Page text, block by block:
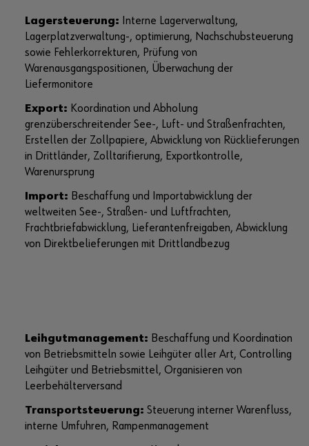
Lagersteuerung: Interne Lagerverwaltung,
Lagerplatzverwaltung-, optimierung, Nachschubsteuerung
sowie Fehlerkorrekturen, Prüfung von
Warenausgangspositionen, Überwachung der
Liefermonitore
Export: Koordination und Abholung
grenzüberschreitender See-, Luft- und Straßenfrachten,
Erstellen der Zollpapiere, Abwicklung von Rücklieferungen
in Drittländer, Zolltarifierung, Exportkontrolle,
Warenursprung
Import: Beschaffung und Importabwicklung der
weltweiten See-, Straßen- und Luftfrachten,
Frachtbriefabwicklung, Lieferantenfreigaben, Abwicklung
von Direktbelieferungen mit Drittlandbezug
Leihgutmanagement: Beschaffung und Koordination
von Betriebsmitteln sowie Leihgüter aller Art, Controlling
Leihgüter und Betriebsmittel, Organisieren von
Leerbehälterversand
Transportsteuerung: Steuerung interner Warenfluss,
interne Umfuhren, Rampenmanagement